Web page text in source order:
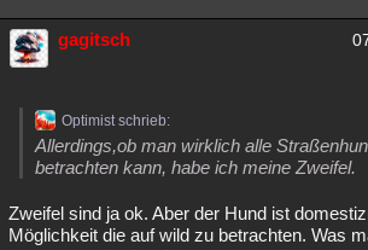
gagitsch
Optimist schrieb:
Allerdings,ob man wirklich alle
betrachten kann, habe ich meine Zweifel.
Zweifel sind ja ok. Aber der Hund ist
Möglichkeit die auf wild zu betrachten. Was